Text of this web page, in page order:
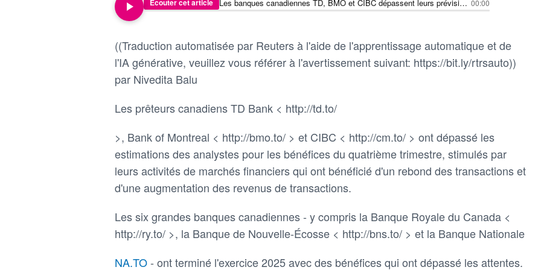
Écouter cet article Les banques canadiennes TD, BMO et CIBC dépassent leurs prévisions de bénéfices grâce à l'essor des marchés financiers 00:00
((Traduction automatisée par Reuters à l'aide de l'apprentissage automatique et de
l'IA générative, veuillez vous référer à l'avertissement suivant: https://bit.ly/rtrsauto))
par Nivedita Balu
Les prêteurs canadiens TD Bank < http://td.to/
>, Bank of Montreal < http://bmo.to/ > et CIBC < http://cm.to/ > ont dépassé les
estimations des analystes pour les bénéfices du quatrième trimestre, stimulés par
leurs activités de marchés financiers qui ont bénéficié d'un rebond des transactions et
d'une augmentation des revenus de transactions.
Les six grandes banques canadiennes - y compris la Banque Royale du Canada <
http://ry.to/ >, la Banque de Nouvelle-Écosse < http://bns.to/ > et la Banque Nationale
NA.TO- ont terminé l'exercice 2025 avec des bénéfices qui ont dépassé les attentes.